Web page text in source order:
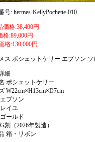
号: hermes-KellyPochette-010
価格:38,400円
格:89,000円
格:130,000円
ス ポシェットケリー エプソン
細
ポシェットケリー
W22cm×H13cm×D7cm
プソン
イユ
ールド
刻（2026年製造）
箱・リボン